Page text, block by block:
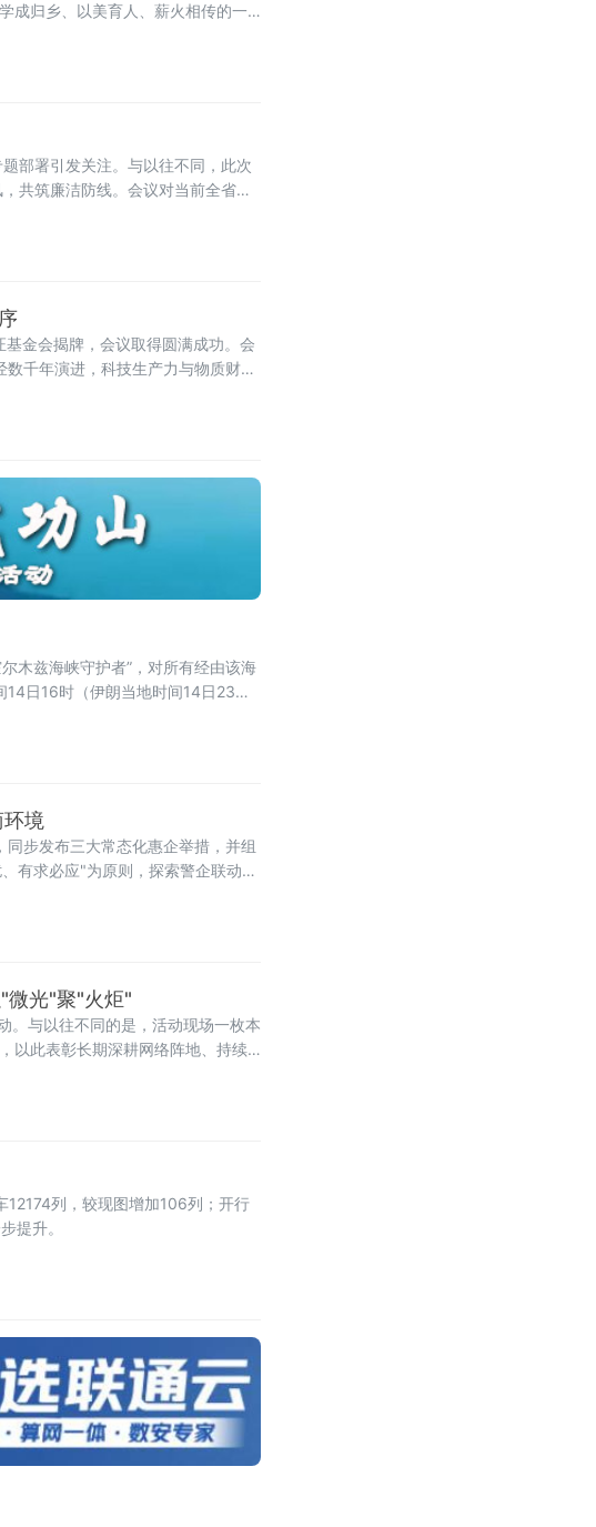
成归乡、以美育人、薪火相传的一
部署引发关注。与以往不同，此次
共筑廉洁防线。会议对当前全省法
金会揭牌，会议取得圆满成功。会
千年演进，科技生产力与物质财富
木兹海峡守护者”，对所有经由该海
日16时（伊朗当地时间14日23时
境
步发布三大常态化惠企举措，并组
有求必应"为原则，探索警企联动服
微光"聚"火炬"
。与以往不同的是，活动现场一枚本
以此表彰长期深耕网络阵地、持续
12174列，较现图增加106列；开行
提升。